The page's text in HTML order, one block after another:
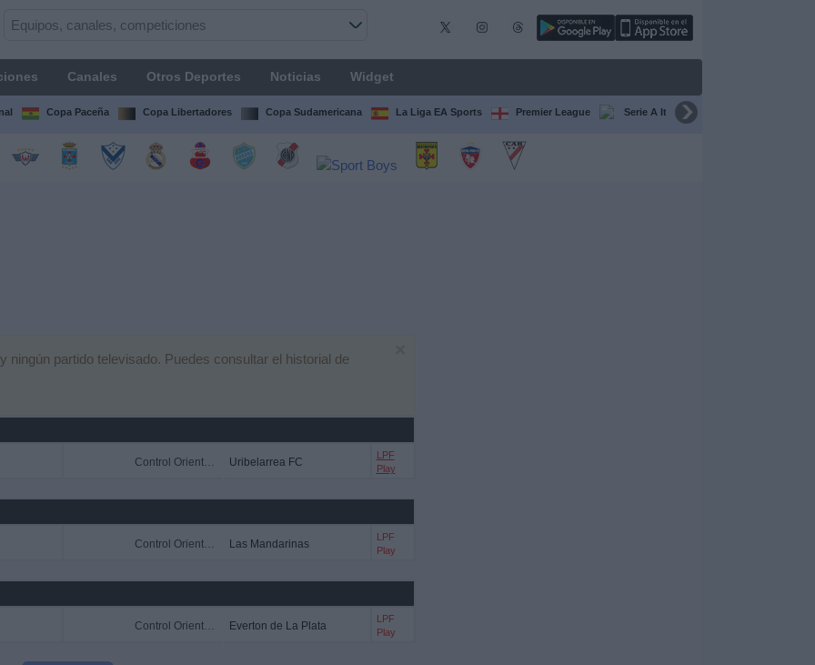
Canales Otros Deportes Noticias Widget
Copa Paceña Copa Libertadores Copa Sudamericana La Liga EA Sports Premier League Serie A Italiana
ningún partido televisado. Puedes consultar el historial de
Control Orientado Uribelarrea FC
LPF
Play
Control Orientado Las Mandarinas
LPF
Play
Control Orientado Everton de La Plata
LPF
Play